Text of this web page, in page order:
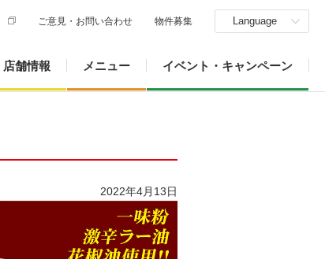
ご意見・お問い合わせ 物件募集 Language
店舗情報 メニュー イベント・キャンペーン
2022年4月13日